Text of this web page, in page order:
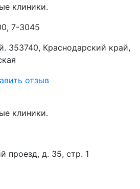
клиники.
7-3045
353740, Краснодарский край,
отзыв
клиники.
проезд, д. 35, стр. 1